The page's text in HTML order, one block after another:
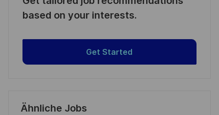
based on your interests.
Get Started
Ähnliche Jobs